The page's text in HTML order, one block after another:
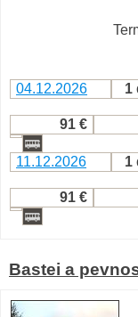
04.12.2026 1
91 €
11.12.2026 1
91 €
Bastei a